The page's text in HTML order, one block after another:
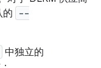
的
--
中独立的